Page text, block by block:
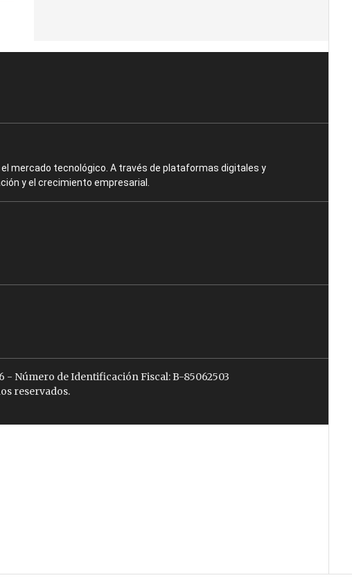
mercado tecnológico. A través de plataformas digitales y
y el crecimiento empresarial.
- Número de Identificación Fiscal: B-85062503
reservados.